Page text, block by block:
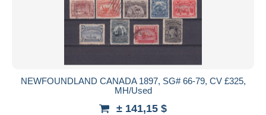
NEWFOUNDLAND CANADA 1897, SG# 66-79, CV £325,
MH/Used
± 141,15 $